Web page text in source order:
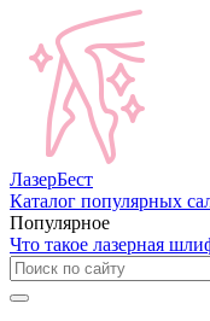
ЛазерБест
Каталог популярных
Популярное
Что такое лазерная